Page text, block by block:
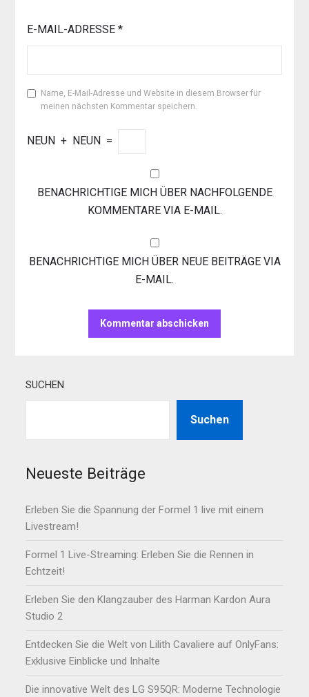
E-MAIL-ADRESSE *
Name, E-Mail-Adresse und Website in diesem Browser für
meinen nächsten Kommentar speichern.
NEUN + NEUN =
BENACHRICHTIGE MICH ÜBER NACHFOLGENDE
KOMMENTARE VIA E-MAIL.
BENACHRICHTIGE MICH ÜBER NEUE BEITRÄGE VIA
E-MAIL.
SUCHEN
Suchen
Neueste Beiträge
Erleben Sie die Spannung der Formel 1 live mit einem
Livestream!
Formel 1 Live-Streaming: Erleben Sie die Rennen in
Echtzeit!
Erleben Sie den Klangzauber des Harman Kardon Aura
Studio 2
Entdecken Sie die Welt von Lilith Cavaliere auf OnlyFans:
Exklusive Einblicke und Inhalte
Die innovative Welt des LG S95QR: Moderne Technologie